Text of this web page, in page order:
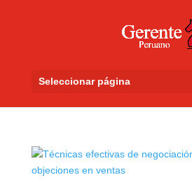
Seleccionar página